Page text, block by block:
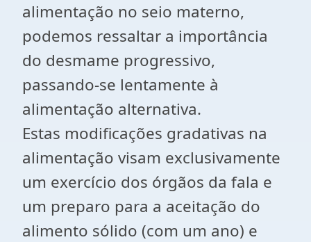
alimentação no seio materno,
podemos ressaltar a importância
do desmame progressivo,
passando-se lentamente à
alimentação alternativa.
Estas modificações gradativas na
alimentação visam exclusivamente
um exercício dos órgãos da fala e
um preparo para a aceitação do
alimento sólido (com um ano) e